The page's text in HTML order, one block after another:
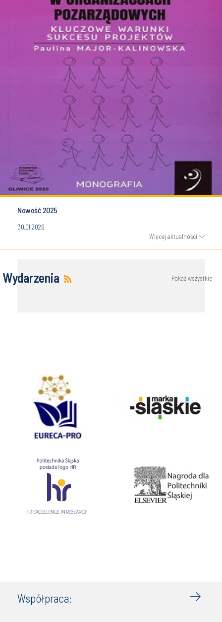
Nowość 2025
30.01.2026
Więcej aktualności
Wydarzenia Pokaż wszystkie
Współpraca: